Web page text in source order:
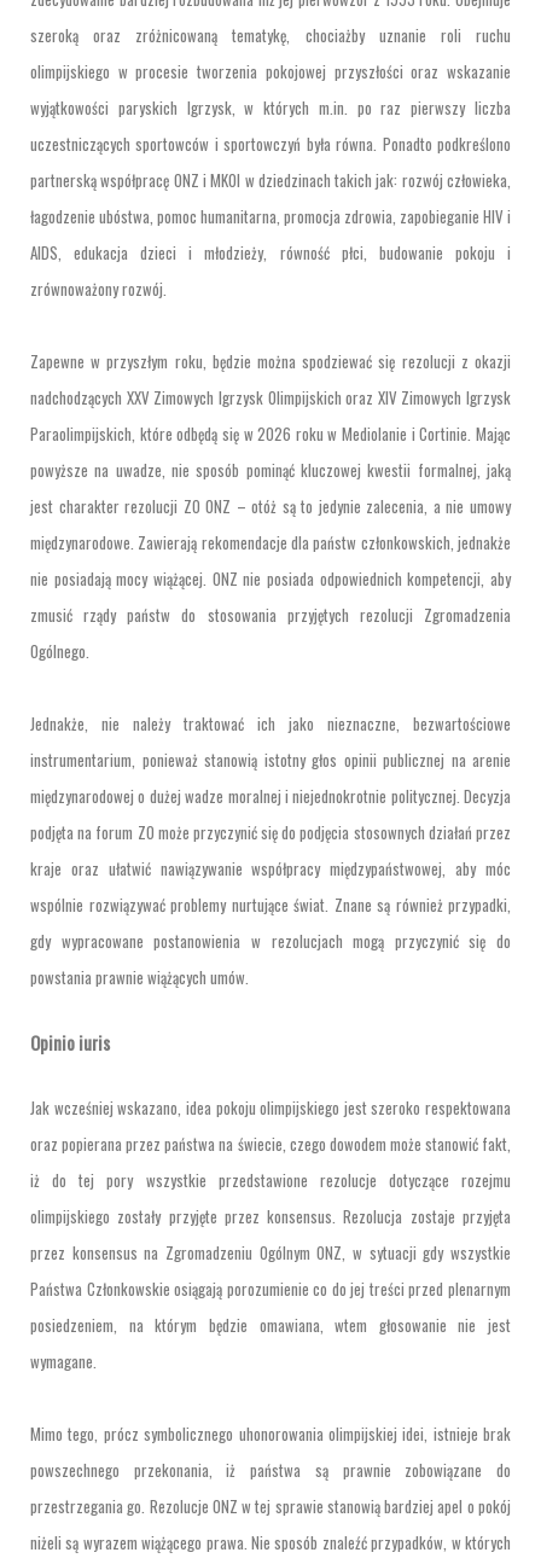
szeroką oraz zróżnicowaną tematykę, chociażby uznanie roli ruchu
olimpijskiego w procesie tworzenia pokojowej przyszłości oraz wskazanie
wyjątkowości paryskich Igrzysk, w których m.in. po raz pierwszy liczba
uczestniczących sportowców i sportowczyń była równa. Ponadto podkreślono
partnerską współpracę ONZ i MKOI w dziedzinach takich jak: rozwój człowieka,
łagodzenie ubóstwa, pomoc humanitarna, promocja zdrowia, zapobieganie HIV i
AIDS, edukacja dzieci i młodzieży, równość płci, budowanie pokoju i
zrównoważony rozwój.
Zapewne w przyszłym roku, będzie można spodziewać się rezolucji z okazji
nadchodzących XXV Zimowych Igrzysk Olimpijskich oraz XIV Zimowych Igrzysk
Paraolimpijskich, które odbędą się w 2026 roku w Mediolanie i Cortinie. Mając
powyższe na uwadze, nie sposób pominąć kluczowej kwestii formalnej, jaką
jest charakter rezolucji ZO ONZ – otóż są to jedynie zalecenia, a nie umowy
międzynarodowe. Zawierają rekomendacje dla państw członkowskich, jednakże
nie posiadają mocy wiążącej. ONZ nie posiada odpowiednich kompetencji, aby
zmusić rządy państw do stosowania przyjętych rezolucji Zgromadzenia
Ogólnego.
Jednakże, nie należy traktować ich jako nieznaczne, bezwartościowe
instrumentarium, ponieważ stanowią istotny głos opinii publicznej na arenie
międzynarodowej o dużej wadze moralnej i niejednokrotnie politycznej. Decyzja
podjęta na forum ZO może przyczynić się do podjęcia stosownych działań przez
kraje oraz ułatwić nawiązywanie współpracy międzypaństwowej, aby móc
wspólnie rozwiązywać problemy nurtujące świat. Znane są również przypadki,
gdy wypracowane postanowienia w rezolucjach mogą przyczynić się do
powstania prawnie wiążących umów.
Opinio iuris
Jak wcześniej wskazano, idea pokoju olimpijskiego jest szeroko respektowana
oraz popierana przez państwa na świecie, czego dowodem może stanowić fakt,
iż do tej pory wszystkie przedstawione rezolucje dotyczące rozejmu
olimpijskiego zostały przyjęte przez konsensus. Rezolucja zostaje przyjęta
przez konsensus na Zgromadzeniu Ogólnym ONZ, w sytuacji gdy wszystkie
Państwa Członkowskie osiągają porozumienie co do jej treści przed plenarnym
posiedzeniem, na którym będzie omawiana, wtem głosowanie nie jest
wymagane.
Mimo tego, prócz symbolicznego uhonorowania olimpijskiej idei, istnieje brak
powszechnego przekonania, iż państwa są prawnie zobowiązane do
przestrzegania go. Rezolucje ONZ w tej sprawie stanowią bardziej apel o pokój
niżeli są wyrazem wiążącego prawa. Nie sposób znaleźć przypadków, w których